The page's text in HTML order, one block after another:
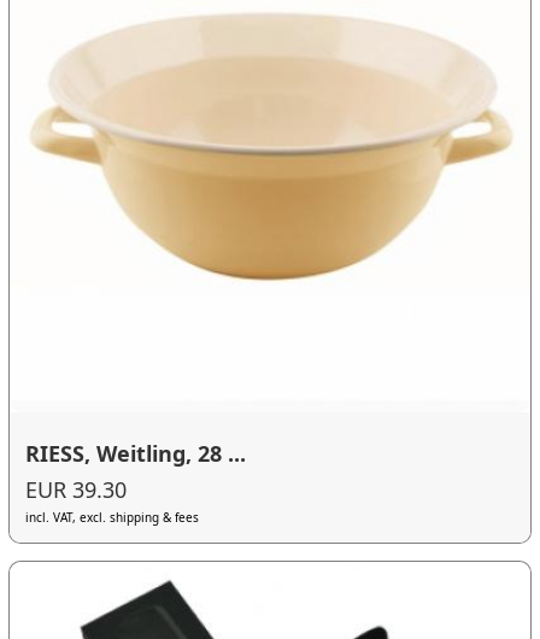
RIESS, Weitling, 28 ...
EUR 39.30
incl. VAT, excl. shipping & fees